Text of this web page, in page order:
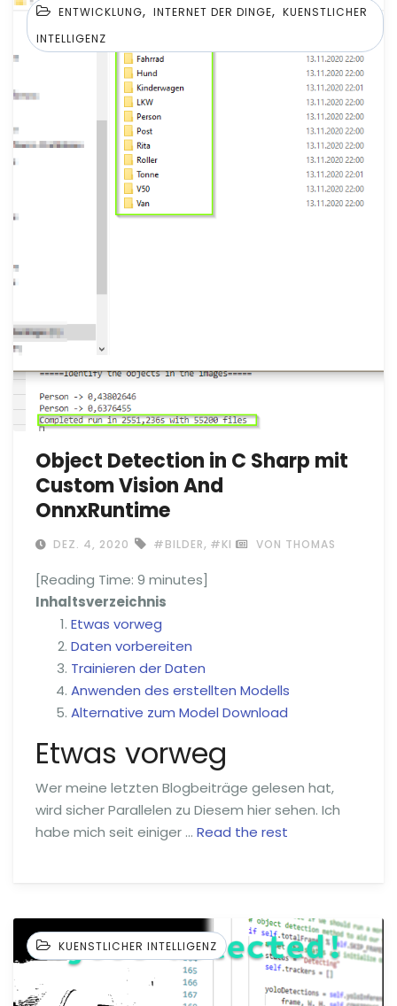
ENTWICKLUNG, INTERNET DER DINGE, KUENSTLICHER
INTELLIGENZ
Object Detection in C Sharp mit
Custom Vision And
OnnxRuntime
DEZ. 4, 2020 #BILDER, #KI VON THOMAS
[Reading Time: 9 minutes]
Inhaltsverzeichnis
Etwas vorweg
Daten vorbereiten
Trainieren der Daten
Anwenden des erstellten Modells
Alternative zum Model Download
Etwas vorweg
Wer meine letzten Blogbeiträge gelesen hat,
wird sicher Parallelen zu Diesem hier sehen. Ich
habe mich seit einiger … Read the rest
KUENSTLICHER INTELLIGENZ